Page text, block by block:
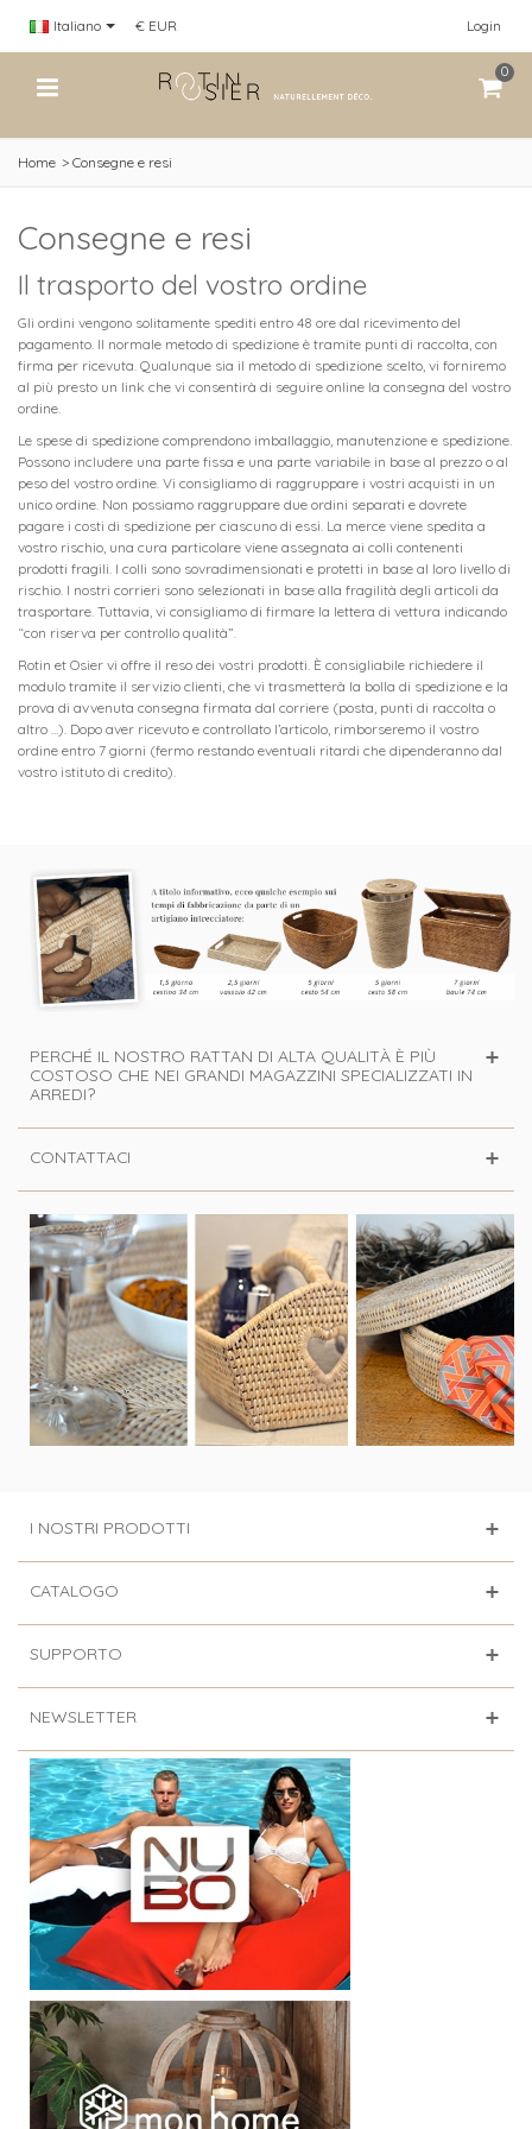
Italiano Login
€ EUR
0
Home > Consegne e resi
Consegne e resi
Il trasporto del vostro ordine
Gli ordini vengono solitamente spediti entro 48 ore dal ricevimento del
pagamento. Il normale metodo di spedizione è tramite punti di raccolta, con
firma per ricevuta. Qualunque sia il metodo di spedizione scelto, vi forniremo
al più presto un link che vi consentirà di seguire online la consegna del vostro
ordine.
Le spese di spedizione comprendono imballaggio, manutenzione e spedizione.
Possono includere una parte fissa e una parte variabile in base al prezzo o al
peso del vostro ordine. Vi consigliamo di raggruppare i vostri acquisti in un
unico ordine. Non possiamo raggruppare due ordini separati e dovrete
pagare i costi di spedizione per ciascuno di essi. La merce viene spedita a
vostro rischio, una cura particolare viene assegnata ai colli contenenti
prodotti fragili. I colli sono sovradimensionati e protetti in base al loro livello di
rischio. I nostri corrieri sono selezionati in base alla fragilità degli articoli da
trasportare. Tuttavia, vi consigliamo di firmare la lettera di vettura indicando
“con riserva per controllo qualità”.
Rotin et Osier vi offre il reso dei vostri prodotti. È consigliabile richiedere il
modulo tramite il servizio clienti, che vi trasmetterà la bolla di spedizione e la
prova di avvenuta consegna firmata dal corriere (posta, punti di raccolta o
altro ...). Dopo aver ricevuto e controllato l’articolo, rimborseremo il vostro
ordine entro 7 giorni (fermo restando eventuali ritardi che dipenderanno dal
vostro istituto di credito).
PERCHÉ IL NOSTRO RATTAN DI ALTA QUALITÀ È PIÙ
COSTOSO CHE NEI GRANDI MAGAZZINI SPECIALIZZATI IN
ARREDI?
CONTATTACI
I NOSTRI PRODOTTI
CATALOGO
SUPPORTO
NEWSLETTER